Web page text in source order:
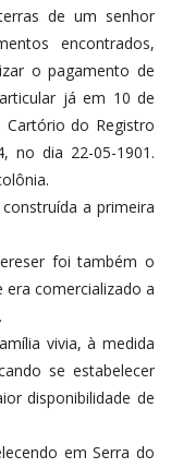
de um senhor
encontrados,
o pagamento de
já em 10 de
do Registro
no dia 22-05-1901.
a primeira
foi também o
comercializado a
vivia, à medida
se estabelecer
disponibilidade de
em Serra do